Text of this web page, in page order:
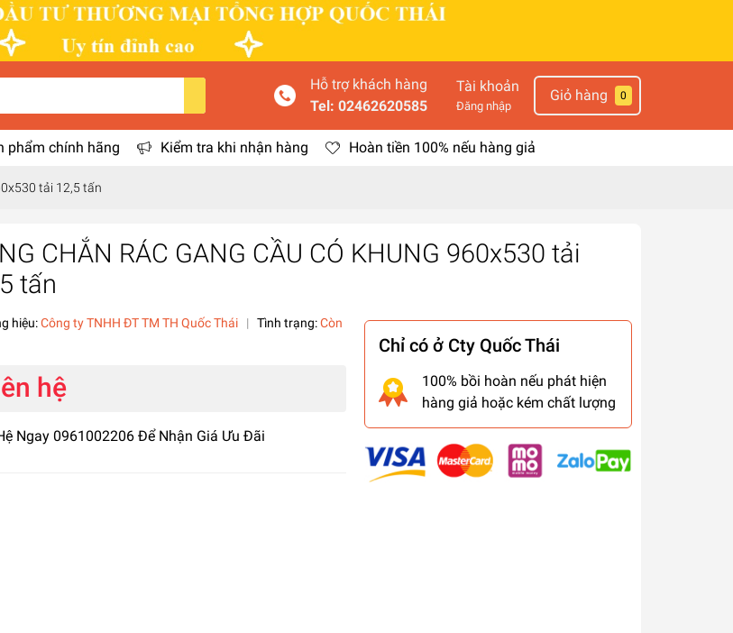
Hỗ trợ khách hàng
Tel: 02462620585
Tài khoản
Đăng nhập
Giỏ hàng 0
phẩm chính hãng Kiểm tra khi nhận hàng Hoàn tiền 100% nếu hàng giả
tải 12,5 tấn
CHẮN RÁC GANG CẦU CÓ KHUNG 960x530 tải
tấn
hiệu:Công ty TNHH ĐT TM TH Quốc Thái | Tình trạng:Còn
hệ
Ngay 0961002206 Để Nhận Giá Ưu Đãi
Chỉ có ở Cty Quốc Thái
100% bồi hoàn nếu phát hiện
hàng giả hoặc kém chất lượng